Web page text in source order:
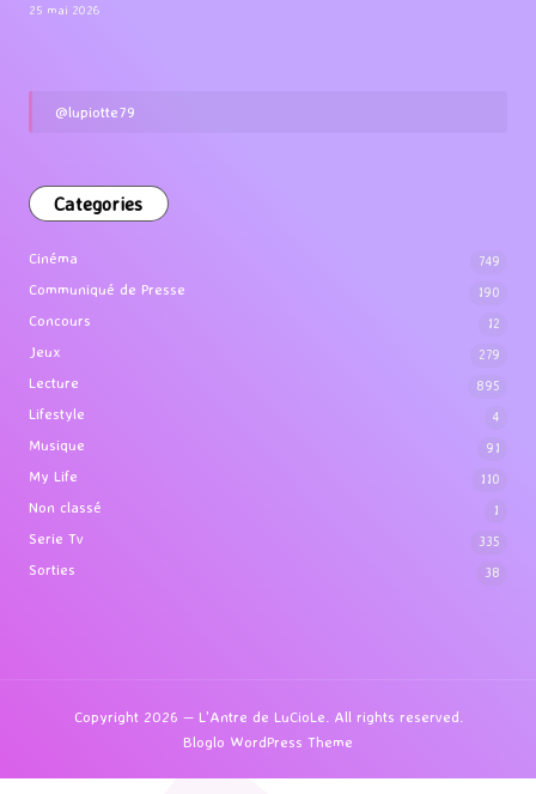
25 mai 2026
@lupiotte79
Categories
Cinéma 749
Communiqué de Presse 190
Concours 12
Jeux 279
Lecture 895
Lifestyle 4
Musique 91
My Life 110
Non classé 1
Serie Tv 335
Sorties 38
Copyright 2026 — L'Antre de LuCioLe. All rights reserved.
Bloglo WordPress Theme